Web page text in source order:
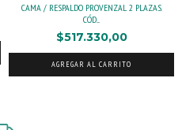
CAMA / RESPALDO PROVENZAL 2 PLAZAS.
CÓD....
$517.330,00
AGREGAR AL CARRITO